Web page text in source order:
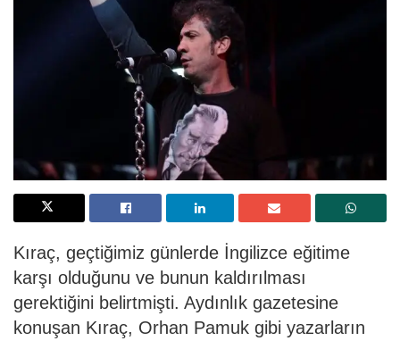
Kıraç, geçtiğimiz günlerde İngilizce eğitime
karşı olduğunu ve bunun kaldırılması
gerektiğini belirtmişti. Aydınlık gazetesine
konuşan Kıraç, Orhan Pamuk gibi yazarların